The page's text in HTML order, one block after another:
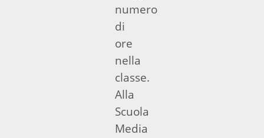
numero
di
ore
nella
classe.
Alla
Scuola
Media